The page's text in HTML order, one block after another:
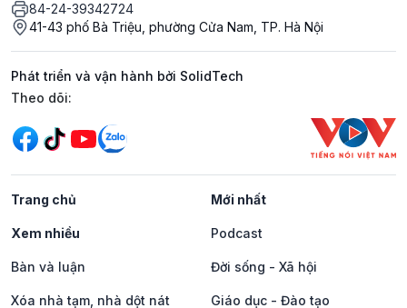
84-24-39342724
41-43 phố Bà Triệu, phường Cửa Nam, TP. Hà Nội
Phát triển và vận hành bởi SolidTech
Mạng xã hội
Theo dõi:
Trang chủ Mới nhất
Xem nhiều Podcast
Bàn và luận Đời sống - Xã hội
Xóa nhà tạm, nhà dột nát Giáo dục - Đào tạo